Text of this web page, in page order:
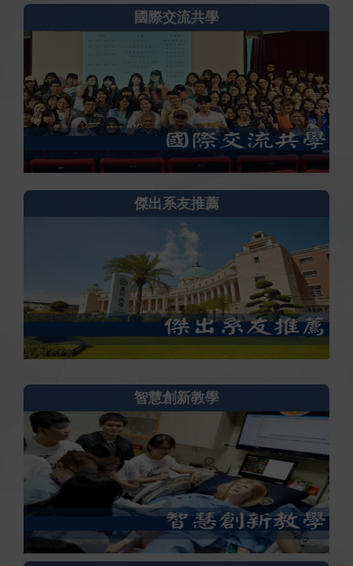
國際交流共學
傑出系友推薦
智慧創新教學